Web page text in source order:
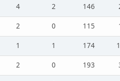
4 2 146
2 0 115
1 1 174
2 0 193